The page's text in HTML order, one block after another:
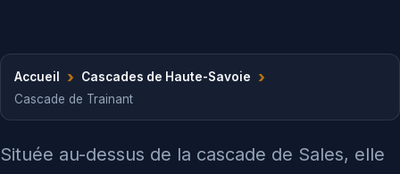
Accueil › Cascades de Haute-Savoie ›
Cascade de Trainant
Située au-dessus de la cascade de Sales, elle